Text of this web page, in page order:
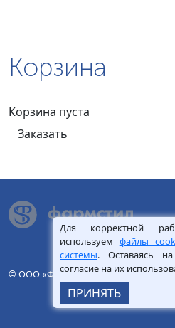
Корзина
Корзина пуста
Заказать
О Компании Продукция
© ООО «Фармстил», 2026.
Для корректной
используем файлы
системы. Оставаясь
согласие на их
ПРИНЯТЬ